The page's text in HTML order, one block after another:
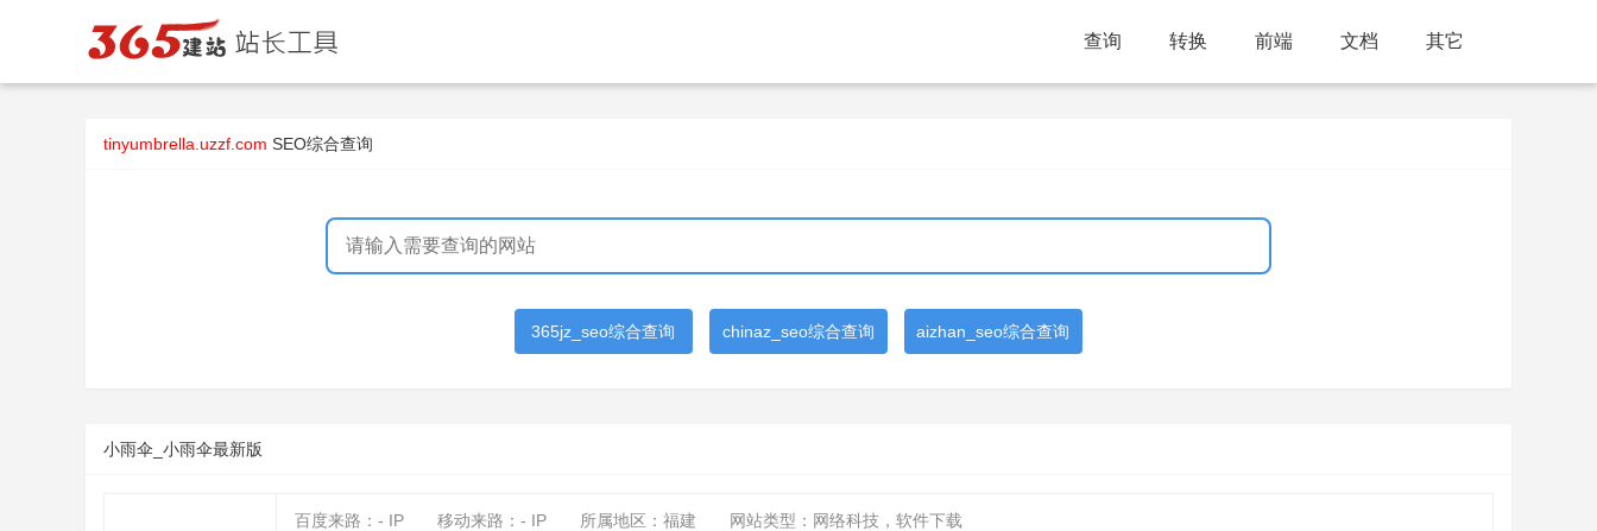
查询 转换 前端 文档 其它
tinyumbrella.uzzf.com SEO综合查询
365jz_seo综合查询 chinaz_seo综合查询 aizhan_seo综合查询
小雨伞_小雨伞最新版
百度来路： - IP 移动来路： - IP 所属地区：福建 网站类型：网络科技，软件下载